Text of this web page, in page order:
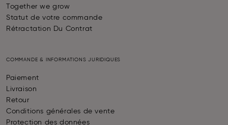
Together we grow
Statut de votre commande
Rétractation Du Contrat
COMMANDE & INFORMATIONS JURIDIQUES
Paiement
Livraison
Retour
Conditions générales de vente
Protection des données